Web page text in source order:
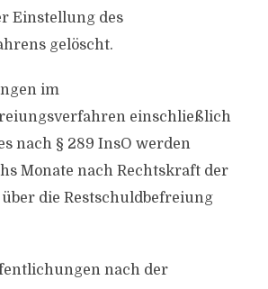
Einstellung des
gelöscht.
im
einschließlich
nach § 289 InsO werden
Monate nach Rechtskraft der
die Restschuldbefreiung
nach der